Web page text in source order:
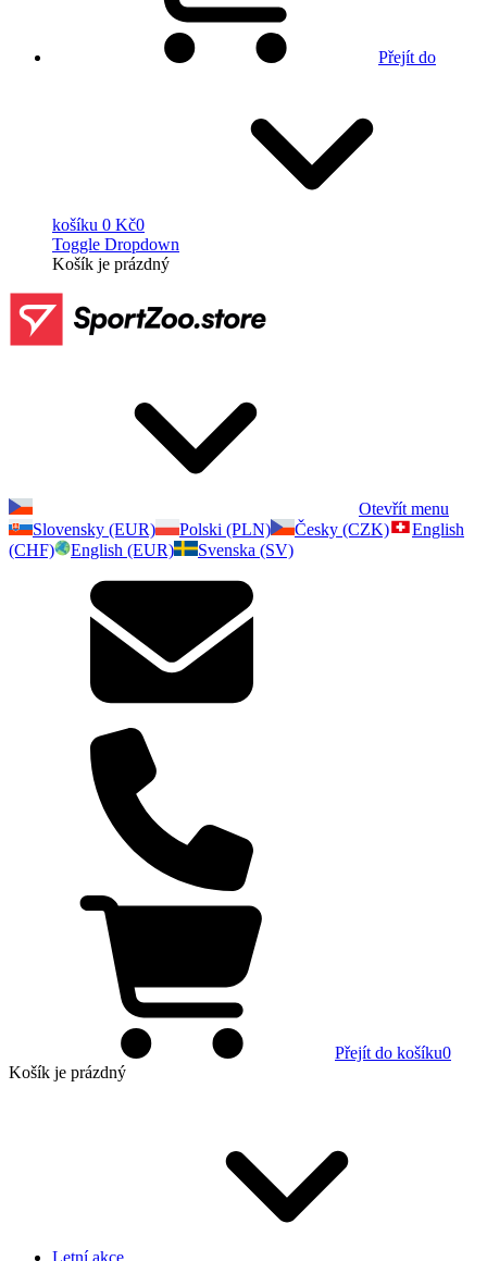
Přejít do
košíku 0 Kč0
Toggle Dropdown
Košík je prázdný
Otevřít menu
Slovensky (EUR)
Polski (PLN) Česky (CZK)
English
(CHF)
English (EUR) Svenska (SV)
Přejít do košíku0
Košík je prázdný
Letní akce